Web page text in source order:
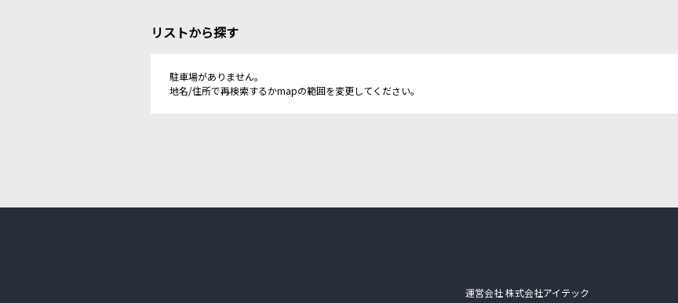
リストから探す
駐車場がありません。
地名/住所で再検索するかmapの範囲を変更してください。
運営会社 株式会社アイテック